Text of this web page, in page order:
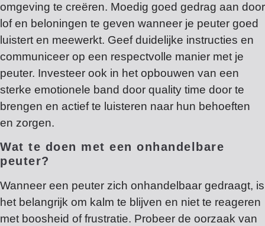
omgeving te creëren. Moedig goed gedrag aan door
lof en beloningen te geven wanneer je peuter goed
luistert en meewerkt. Geef duidelijke instructies en
communiceer op een respectvolle manier met je
peuter. Investeer ook in het opbouwen van een
sterke emotionele band door quality time door te
brengen en actief te luisteren naar hun behoeften
en zorgen.
Wat te doen met een onhandelbare
peuter?
Wanneer een peuter zich onhandelbaar gedraagt, is
het belangrijk om kalm te blijven en niet te reageren
met boosheid of frustratie. Probeer de oorzaak van